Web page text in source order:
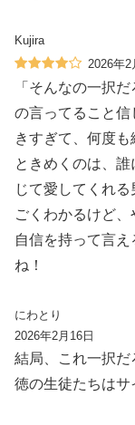
Kujira
2026年2
「そんなの一択
の言ってること
きすぎて、何度
ときめくのは、
じて愛してくれ
ごくわかるけど
自信を持って言
ね！
にわとり
2026年2月16日
結局、これ一択
徳の生徒たちはサ